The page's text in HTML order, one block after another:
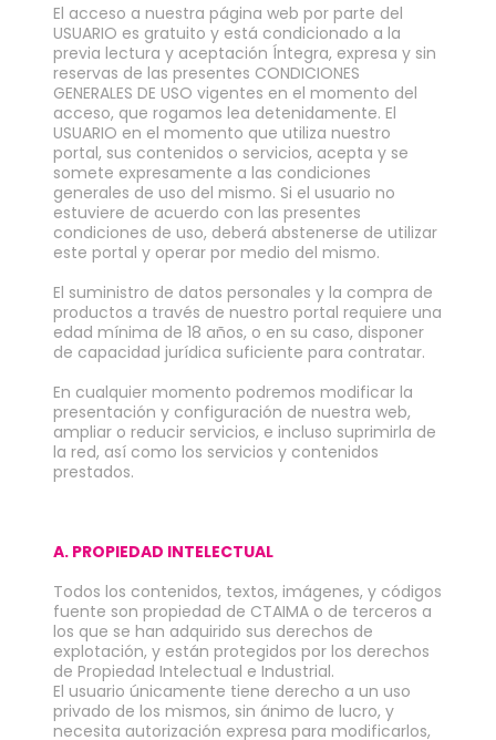
El acceso a nuestra página web por parte del
USUARIO es gratuito y está condicionado a la
previa lectura y aceptación Íntegra, expresa y sin
reservas de las presentes CONDICIONES
GENERALES DE USO vigentes en el momento del
acceso, que rogamos lea detenidamente. El
USUARIO en el momento que utiliza nuestro
portal, sus contenidos o servicios, acepta y se
somete expresamente a las condiciones
generales de uso del mismo. Si el usuario no
estuviere de acuerdo con las presentes
condiciones de uso, deberá abstenerse de utilizar
este portal y operar por medio del mismo.
El suministro de datos personales y la compra de
productos a través de nuestro portal requiere una
edad mínima de 18 años, o en su caso, disponer
de capacidad jurídica suficiente para contratar.
En cualquier momento podremos modificar la
presentación y configuración de nuestra web,
ampliar o reducir servicios, e incluso suprimirla de
la red, así como los servicios y contenidos
prestados.
A. PROPIEDAD INTELECTUAL
Todos los contenidos, textos, imágenes, y códigos
fuente son propiedad de CTAIMA o de terceros a
los que se han adquirido sus derechos de
explotación, y están protegidos por los derechos
de Propiedad Intelectual e Industrial.
El usuario únicamente tiene derecho a un uso
privado de los mismos, sin ánimo de lucro, y
necesita autorización expresa para modificarlos,